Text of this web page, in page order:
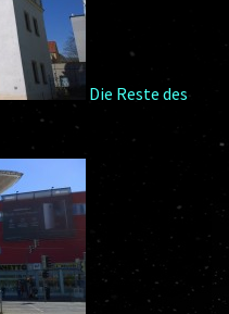
Die Reste des